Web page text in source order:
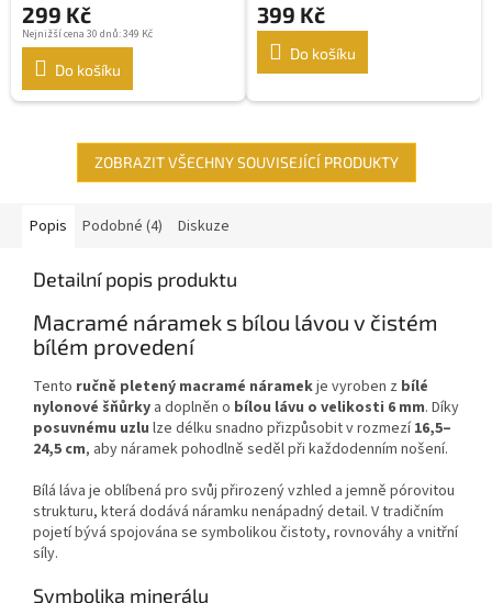
299 Kč
Nejnižší cena 30 dnů: 349 Kč
Do košíku
399 Kč
Do košíku
ZOBRAZIT VŠECHNY SOUVISEJÍCÍ PRODUKTY
Popis Podobné (4) Diskuze
Detailní popis produktu
Macramé náramek s bílou lávou v čistém
bílém provedení
Tento ručně pletený macramé náramekje vyroben z bílé
nylonové šňůrky a doplněn o bílou lávu o velikosti 6 mm. Díky
posuvnému uzlu lze délku snadno přizpůsobit v rozmezí16,5–
24,5 cm, aby náramek pohodlně seděl při každodenním nošení.
Bílá láva je oblíbená pro svůj přirozený vzhled a jemně pórovitou
strukturu, která dodává náramku nenápadný detail. V tradičním
pojetí bývá spojována se symbolikou čistoty, rovnováhy a vnitřní
síly.
Symbolika minerálu